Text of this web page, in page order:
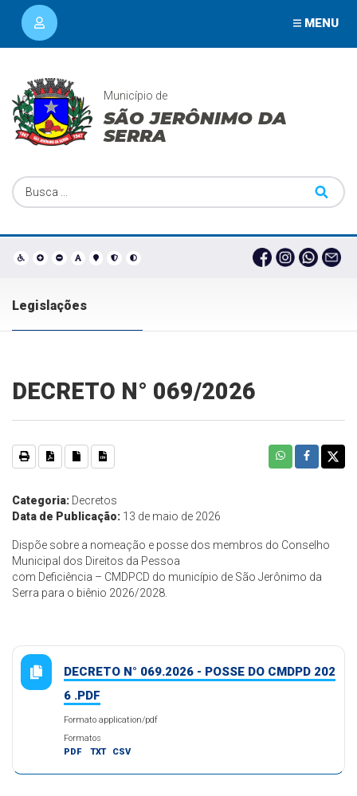
MENU
Município de
SÃO JERÔNIMO DA
SERRA
Legislações
DECRETO N° 069/2026
Categoria: Decretos
Data de Publicação: 13 de maio de 2026
Dispõe sobre a nomeação e posse dos membros do Conselho
Municipal dos Direitos da Pessoa
com Deficiência – CMDPCD do município de São Jerônimo da
Serra para o biênio 2026/2028.
DECRETO N° 069.2026 - POSSE DO CMDPD 202
6 .PDF
Formato application/pdf
Formatos
PDF
TXT CSV